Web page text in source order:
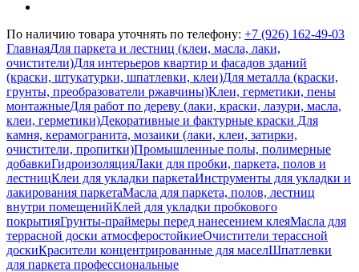
По наличию товара уточнять по телефону: +7 (926) 162-49-03
ГлавнаяДля паркета и лестниц (клеи, масла, лаки,
очистители)Для интерьеров квартир и фасадов зданий
(краски, штукатурки, шпатлевки, клеи)Для металла (краски,
грунты, преобразователи ржавчины)Клеи, герметики, пены
монтажныеДля работ по дереву (лаки, краски, лазури, масла,
клеи, герметики)Декоративные и фактурные краски Для
камня, керамогранита, мозаики (лаки, клеи, затирки,
очистители, пропитки)Промышленные полы, полимерные
добавкиГидроизоляцияЛаки для пробки, паркета, полов и
лестницКлеи для укладки паркетаИнструменты для укладки и
лакирования паркетаМасла для паркета, полов, лестниц
внутри помещенийКлей для укладки пробкового
покрытияГрунты-праймеры перед нанесением клеяМасла для
террасной доски атмосферостойкиеОчистители терассной
доскиКрасители концентрированные для маселШпатлевки
для паркета профессиональные